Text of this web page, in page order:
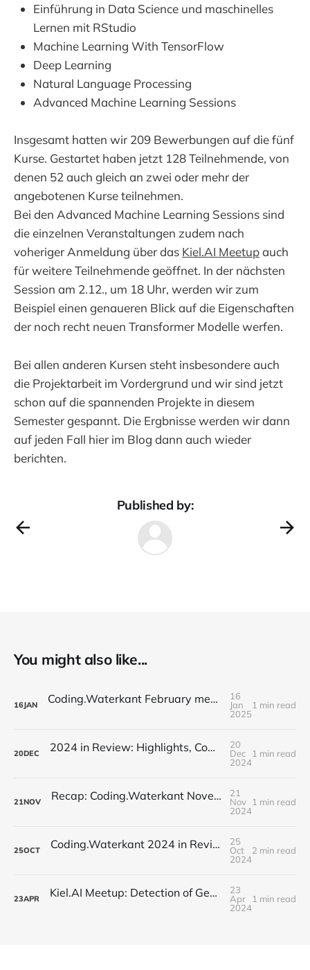
Einführung in Data Science und maschinelles
Lernen mit RStudio
Machine Learning With TensorFlow
Deep Learning
Natural Language Processing
Advanced Machine Learning Sessions
Insgesamt hatten wir 209 Bewerbungen auf die fünf
Kurse. Gestartet haben jetzt 128 Teilnehmende, von
denen 52 auch gleich an zwei oder mehr der
angebotenen Kurse teilnehmen.
Bei den Advanced Machine Learning Sessions sind
die einzelnen Veranstaltungen zudem nach
voheriger Anmeldung über das Kiel.AI Meetupauch
für weitere Teilnehmende geöffnet. In der nächsten
Session am 2.12., um 18 Uhr, werden wir zum
Beispiel einen genaueren Blick auf die Eigenschaften
der noch recht neuen Transformer Modelle werfen.
Bei allen anderen Kursen steht insbesondere auch
die Projektarbeit im Vordergrund und wir sind jetzt
schon auf die spannenden Projekte in diesem
Semester gespannt. Die Ergbnisse werden wir dann
auf jeden Fall hier im Blog dann auch wieder
berichten.
Published by:
You might also like...
16JAN Coding.Waterkant February meetup: Identifying Toxic Commits // Auto-Documentation for Repositories
16
Jan
2025
1 min read
20DEC 2024 in Review: Highlights, Community, and a Festive Farewell
20
Dec
2024
1 min read
21NOV Recap: Coding.Waterkant November Meetup – AI Frontiers
21
Nov
2024
1 min read
25OCT Coding.Waterkant 2024 in Review: Schuhmann's AI Innovation Kickoff
25
Oct
2024
2 min read
23APR Kiel.AI Meetup: Detection of Generated Texts // Getting Actionable Insights for Market Research
23
Apr
2024
1 min read